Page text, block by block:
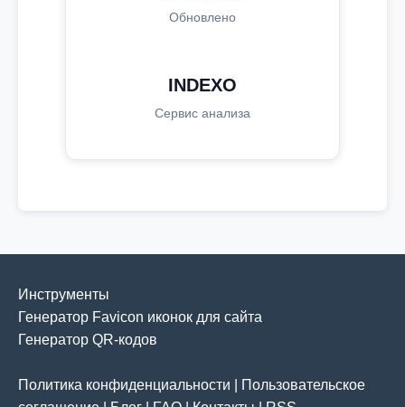
Обновлено
INDEXO
Сервис анализа
Инструменты
Генератор Favicon иконок для сайта
Генератор QR-кодов
Политика конфиденциальности
Пользовательское